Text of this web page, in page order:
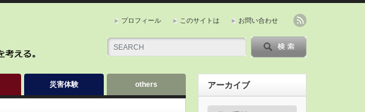
プロフィール このサイトは お問い合わせ
災害体験 others アーカイブ
ア